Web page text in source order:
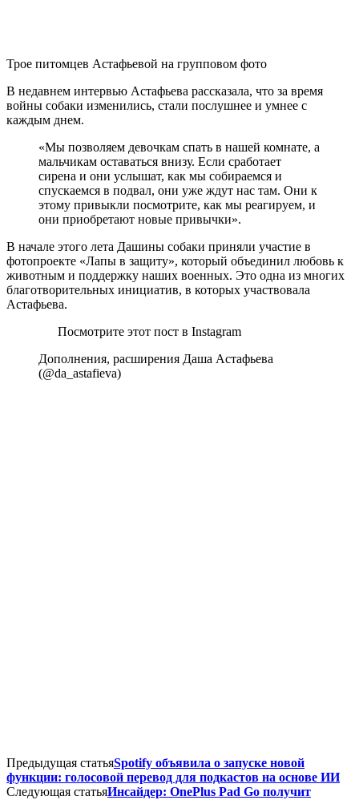
Трое питомцев Астафьевой на групповом фото
В недавнем интервью Астафьева рассказала, что за время
войны собаки изменились, стали послушнее и умнее с
каждым днем.
«Мы позволяем девочкам спать в нашей комнате, а
мальчикам оставаться внизу. Если сработает
сирена и они услышат, как мы собираемся и
спускаемся в подвал, они уже ждут нас там. Они к
этому привыкли посмотрите, как мы реагируем, и
они приобретают новые привычки».
В начале этого лета Дашины собаки приняли участие в
фотопроекте «Лапы в защиту», который объединил любовь к
животным и поддержку наших военных. Это одна из многих
благотворительных инициатив, в которых участвовала
Астафьева.
Посмотрите этот пост в Instagram
Дополнения, расширения Даша Астафьева
(@da_astafieva)
Предыдущая статьяSpotify объявила о запуске новой
функции: голосовой перевод для подкастов на основе ИИ
Следующая статьяИнсайдер: OnePlus Pad Go получит